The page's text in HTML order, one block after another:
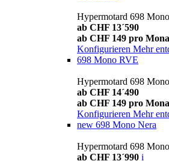
Hypermotard 698 Mono
ab CHF 13´590
ab CHF 149 pro
Konfigurieren Mehr
698 Mono RVE
Hypermotard 698
ab CHF 14´490
ab CHF 149 pro
Konfigurieren Mehr
new 698 Mono Nera
Hypermotard 698
ab CHF 13´990 i